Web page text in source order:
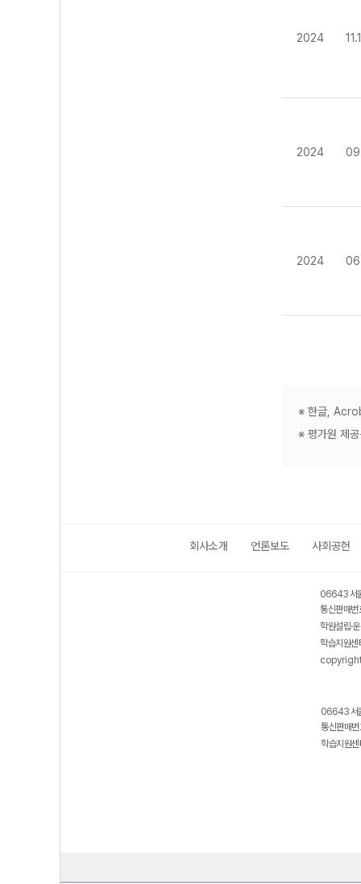
2024
2024
2024
※ 한글,
※ 평가원 제
회사소개 언론보도 사회공헌
06643 서
통신판매
학원설립·
학습지원
06643 서
통신판매
학습지원